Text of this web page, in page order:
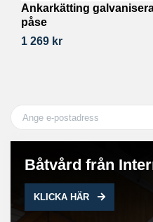
Båtvård från
KLICKA HÄR
Ankarkätting
påse
1 269 kr